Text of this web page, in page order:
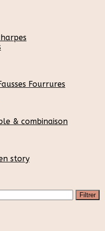
Fourrures
& combinaison
story
Filtrer